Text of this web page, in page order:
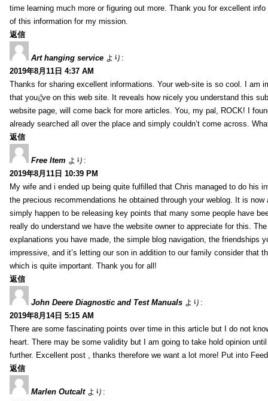
time learning much more or figuring out more. Thank you for excellent
of this information for my mission.
返信
Art hanging service より:
2019年8月11日 4:37 AM
Thanks for sharing excellent informations. Your web-site is so cool. I am
that you¡¦ve on this web site. It reveals how nicely you understand this
website page, will come back for more articles. You, my pal, ROCK! I
already searched all over the place and simply couldn’t come across.
返信
Free Item より:
2019年8月11日 10:39 PM
My wife and i ended up being quite fulfilled that Chris managed to do his
the precious recommendations he obtained through your weblog. It is now
simply happen to be releasing key points that many some people have
really do understand we have the website owner to appreciate for this.
explanations you have made, the simple blog navigation, the friendships
impressive, and it’s letting our son in addition to our family consider that
which is quite important. Thank you for all!
返信
John Deere Diagnostic and Test Manuals より:
2019年8月14日 5:15 AM
There are some fascinating points over time in this article but I do not
heart. There may be some validity but I am going to take hold opinion
further. Excellent post , thanks therefore we want a lot more! Put into
返信
Marlen Outcalt より: